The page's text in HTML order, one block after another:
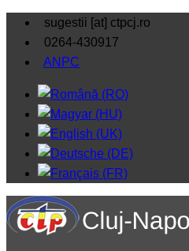
sugestii [at] ctpcj.ro
0264-430917
ANPC